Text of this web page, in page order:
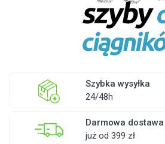
Szybka wysyłka
24/48h
Darmowa dostawa
już od 399 zł